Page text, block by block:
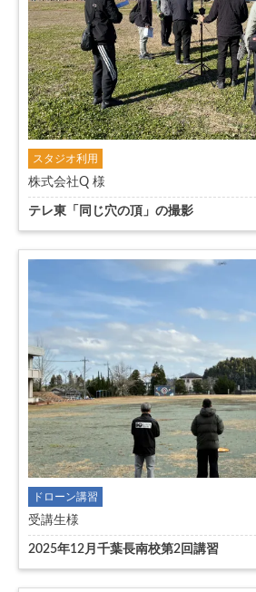
スタジオ利用
株式会社Q 様
テレ東「同じ穴の頂」の撮影
ドローン講習
受講生様
2025年12月千葉長南校第2回講習